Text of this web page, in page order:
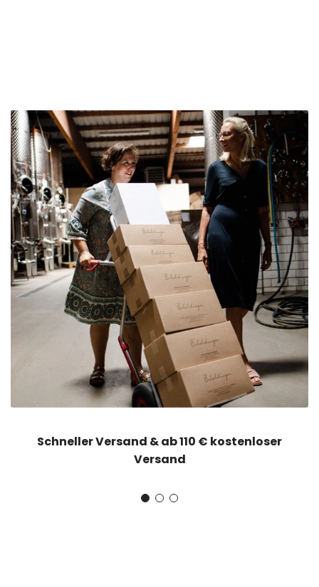
Schneller Versand & ab 110 € kostenloser
Versand